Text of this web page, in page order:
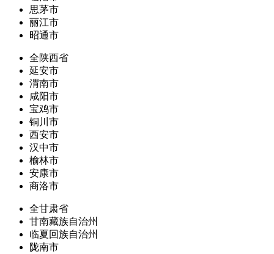
思茅市
丽江市
昭通市
全陕西省
延安市
渭南市
咸阳市
宝鸡市
铜川市
西安市
汉中市
榆林市
安康市
商洛市
全甘肃省
甘南藏族自治州
临夏回族自治州
陇南市